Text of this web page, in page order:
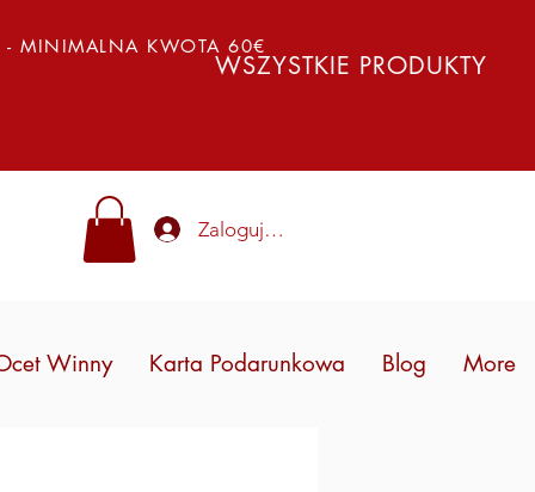
- MINIMALNA KWOTA 60€
WSZYSTKIE PRODUKTY
Zaloguj się
Winny Karta Podarunkowa Blog More